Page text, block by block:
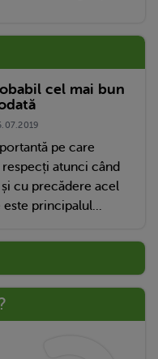
cel mai bun
pe care
atunci când
cu precădere acel
este principalul...